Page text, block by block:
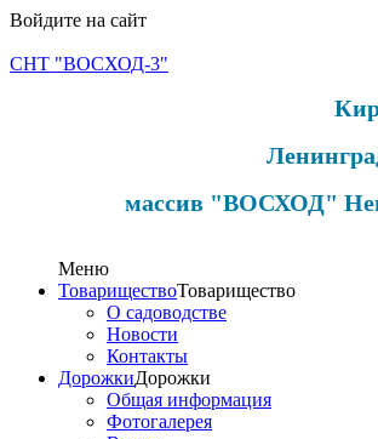
Войдите на сайт
СНТ "ВОСХОД-3"
массив "ВОСХОД"
Меню
ТовариществоТоварищество
О садоводстве
Новости
Контакты
ДорожкиДорожки
Общая информация
Фотогалерея